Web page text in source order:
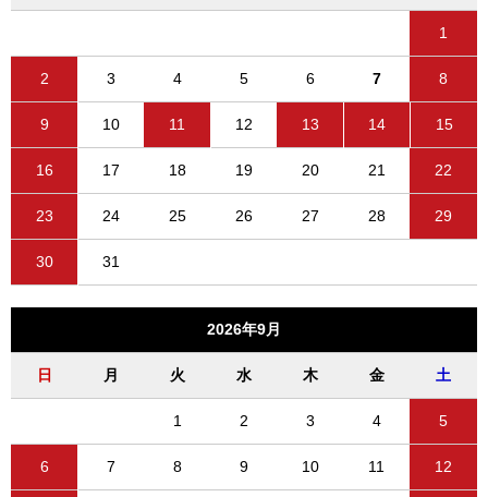
1
2 3 4 5 6 7 8
9 10 11 12 13 14 15
16 17 18 19 20 21 22
23 24 25 26 27 28 29
30 31
2026年9月
日 月 火 水 木 金 土
1 2 3 4 5
6 7 8 9 10 11 12